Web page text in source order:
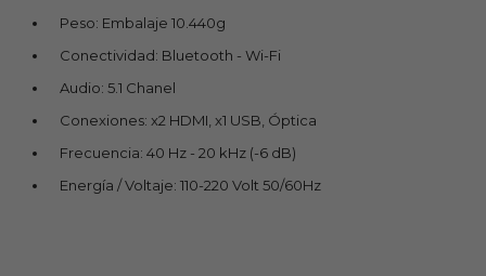
Peso: Embalaje 10.440g
Conectividad: Bluetooth - Wi-Fi
Audio: 5.1 Chanel
Conexiones: x2 HDMI, x1 USB, Óptica
Frecuencia: 40 Hz - 20 kHz (-6 dB)
Energía / Voltaje: 110-220 Volt 50/60Hz